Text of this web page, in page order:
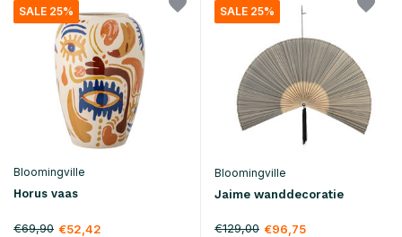
SALE 25%
Bloomingville
Horus vaas
€69,90 €52,42
SALE 25%
Bloomingville
Jaime wanddecoratie
€129,00 €96,75